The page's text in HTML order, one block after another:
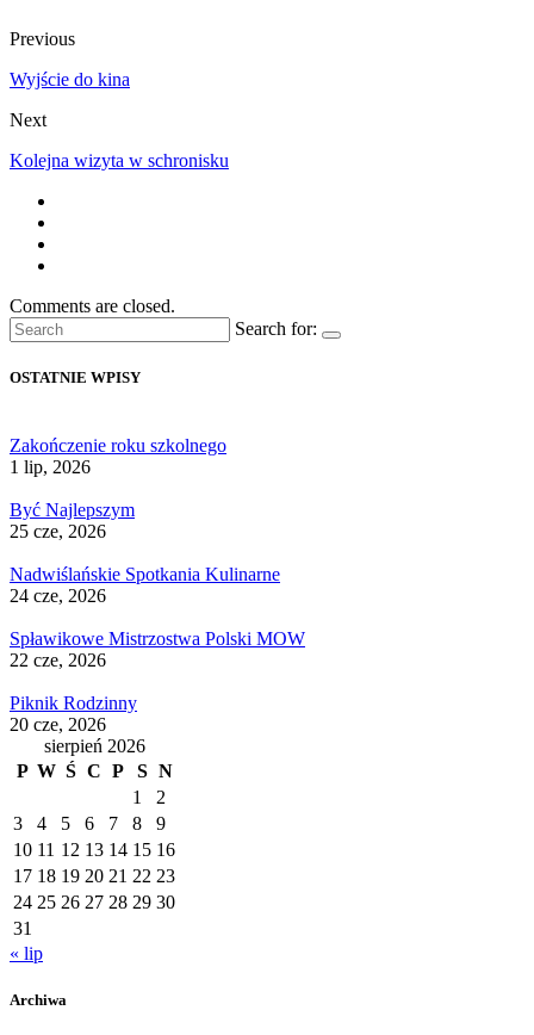
Previous
Wyjście do kina
Next
Kolejna wizyta w schronisku
Comments are closed.
Search for:
OSTATNIE WPISY
Zakończenie roku szkolnego
1 lip, 2026
Być Najlepszym
25 cze, 2026
Nadwiślańskie Spotkania Kulinarne
24 cze, 2026
Spławikowe Mistrzostwa Polski MOW
22 cze, 2026
Piknik Rodzinny
20 cze, 2026
sierpień 2026
P W Ś C P S N
1
2
3
4 5 6 7 8
9
10 11 12 13 14 15 16
17 18 19 20 21 22 23
24 25 26 27 28 29 30
31
« lip
Archiwa